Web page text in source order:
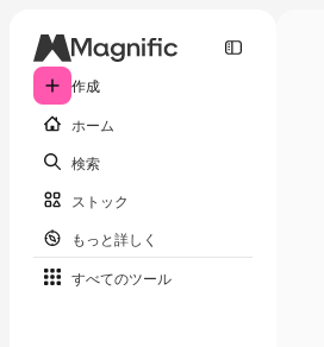
作成
ホーム
検索
ストック
もっと詳しく
すべてのツール